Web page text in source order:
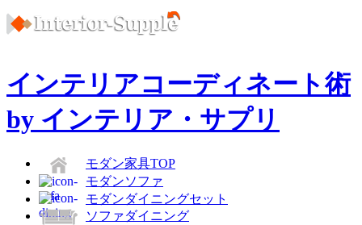
インテリアコーディネート術
by インテリア・サプリ
モダン家具TOP
モダンソファ
モダンダイニングセット
ソファダイニング